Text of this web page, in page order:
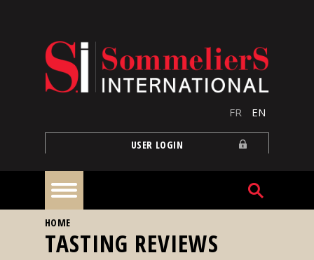
FR EN
USER LOGIN
Home
YOU ARE HERE
HOME
TASTING REVIEWS